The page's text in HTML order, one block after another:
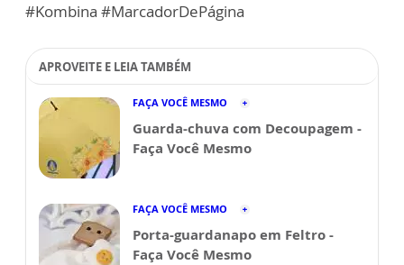
#Kombina #MarcadorDePágina
APROVEITE E LEIA TAMBÉM
FAÇA VOCÊ MESMO
Guarda-chuva com Decoupagem -
Faça Você Mesmo
FAÇA VOCÊ MESMO
Porta-guardanapo em Feltro -
Faça Você Mesmo